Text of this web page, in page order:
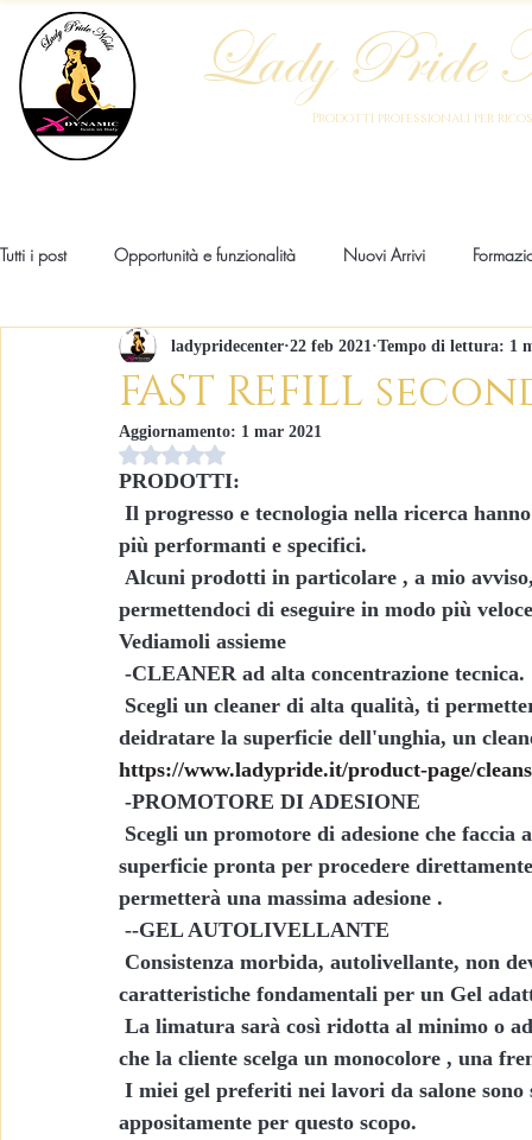
Lady Pride
Prodotti professionali per
Tutti i post Opportunità e funzionalità Nuovi Arrivi
Anatomia Moda Innovazione
FAST REFILL
ladypridecenter 22 feb 2021 Tempo di lettura: 1
Aggiornamento: 1 mar 2021
Valutazione NaN stelle su 5.
PRODOTTI:
più performanti e specifici.
permettendoci di eseguire in modo più
Vediamoli assieme
-CLEANER ad alta concentrazione tecnica.
deidratare la superficie dell'unghia, un
https://www.ladypride.it/product-page/
-PROMOTORE DI ADESIONE
superficie pronta per procedere
permetterà una massima adesione .
--GEL AUTOLIVELLANTE
caratteristiche fondamentali per un Gel
che la cliente scelga un monocolore , una
appositamente per questo scopo.